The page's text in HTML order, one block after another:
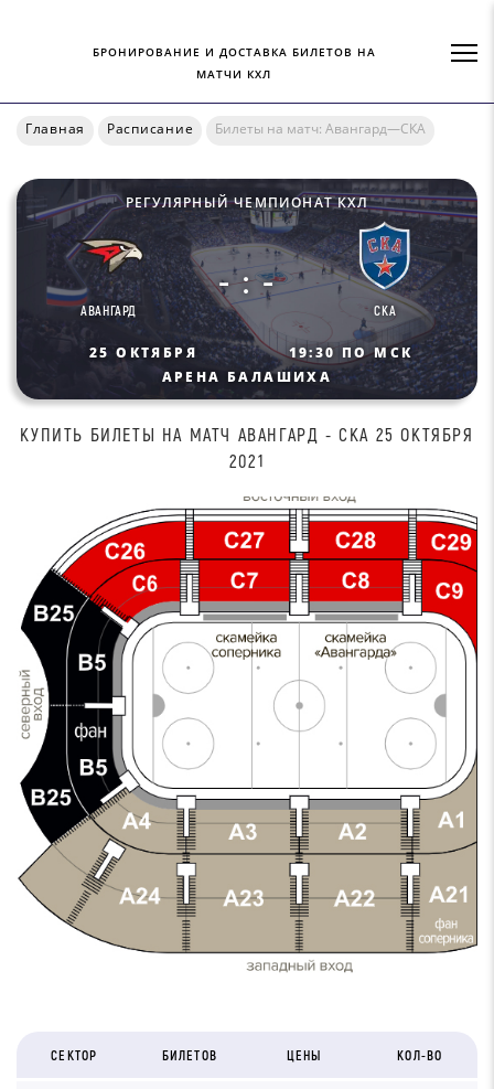
БРОНИРОВАНИЕ И ДОСТАВКА БИЛЕТОВ НА
МАТЧИ КХЛ
Главная Расписание Билеты на матч: Авангард—СКА
РЕГУЛЯРНЫЙ ЧЕМПИОНАТ КХЛ
АВАНГАРД
- : -
СКА
25 ОКТЯБРЯ
19:30 ПО МСК
АРЕНА БАЛАШИХА
КУПИТЬ БИЛEТЫ НА МАТЧ AВАНГАPД - CKA 25 ОКТЯБРЯ
2021
СЕКТОР БИЛЕТОВ ЦЕНЫ КОЛ-ВО